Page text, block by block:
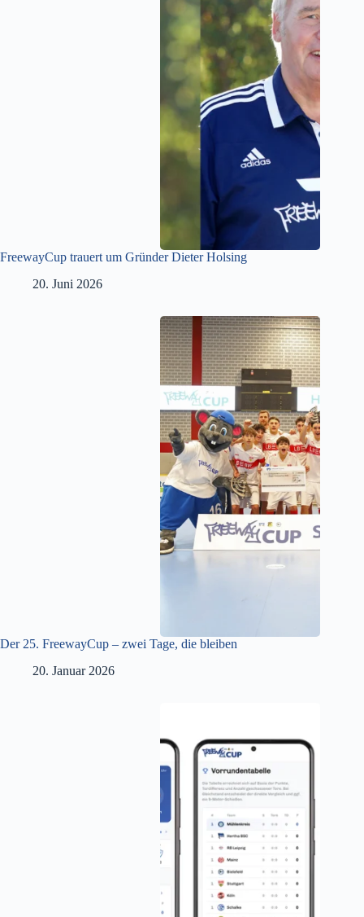
FreewayCup trauert um Gründer Dieter Holsing
20. Juni 2026
Der 25. FreewayCup – zwei Tage, die bleiben
20. Januar 2026